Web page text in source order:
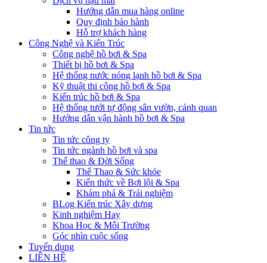
Hướng dẫn mua hàng online
Quy định bảo hành
Hỗ trợ khách hàng
Công Nghệ và Kiến Trúc
Công nghệ hồ bơi & Spa
Thiết bị hồ bơi & Spa
Hệ thống nước nóng lạnh hồ bơi & Spa
Kỹ thuật thi công hồ bơi & Spa
Kiến trúc hồ bơi & Spa
Hệ thống tưới tự động sân vườn, cảnh quan
Hướng dẫn vận hành hồ bơi & Spa
Tin tức
Tin tức công ty
Tin tức ngành hồ bơi và spa
Thể thao & Đời Sống
Thể Thao & Sức khỏe
Kiến thức về Bơi lội & Spa
Khám phá & Trải nghiệm
BLog Kiến trúc Xây dựng
Kinh nghiệm Hay
Khoa Học & Môi Trường
Góc nhìn cuộc sống
Tuyển dụng
LIÊN HỆ